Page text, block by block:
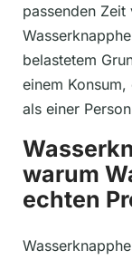
passenden
belastetem
einem
als einer
warum
echten